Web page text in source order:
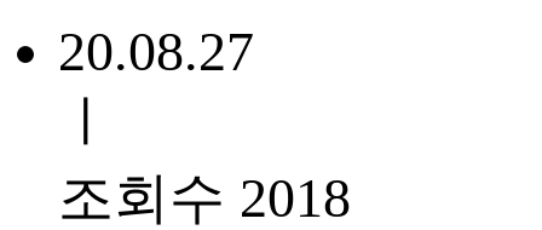
20.08.27
조회수 2018